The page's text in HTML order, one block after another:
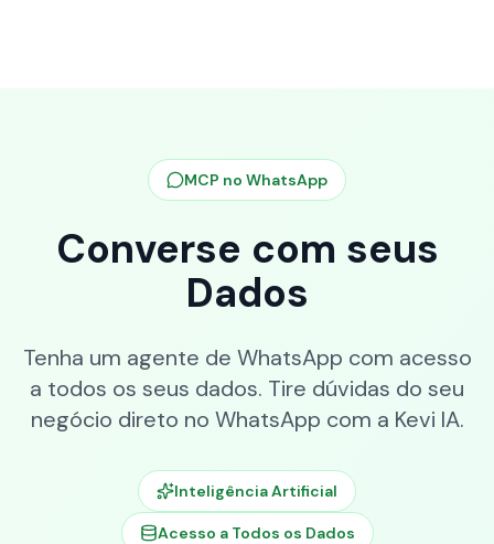
MCP no WhatsApp
Converse com seus
Dados
Tenha um agente de WhatsApp com acesso
a todos os seus dados. Tire dúvidas do seu
negócio direto no WhatsApp com a Kevi IA.
Inteligência Artificial
Acesso a Todos os Dados